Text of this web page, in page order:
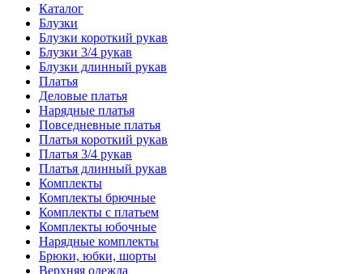
Каталог
Блузки
Блузки короткий рукав
Блузки 3/4 рукав
Блузки длинный рукав
Платья
Деловые платья
Нарядные платья
Повседневные платья
Платья короткий рукав
Платья 3/4 рукав
Платья длинный рукав
Комплекты
Комплекты брючные
Комплекты с платьем
Комплекты юбочные
Нарядные комплекты
Брюки, юбки, шорты
Верхняя одежда